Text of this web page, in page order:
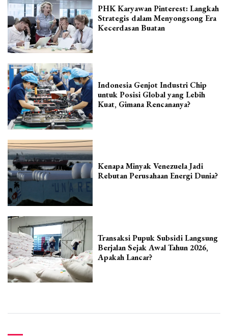
PHK Karyawan Pinterest: Langkah
Strategis dalam Menyongsong Era
Kecerdasan Buatan
Indonesia Genjot Industri Chip
untuk Posisi Global yang Lebih
Kuat, Gimana Rencananya?
Kenapa Minyak Venezuela Jadi
Rebutan Perusahaan Energi Dunia?
Transaksi Pupuk Subsidi Langsung
Berjalan Sejak Awal Tahun 2026,
Apakah Lancar?